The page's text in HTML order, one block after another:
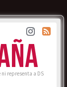
ni representa a DS